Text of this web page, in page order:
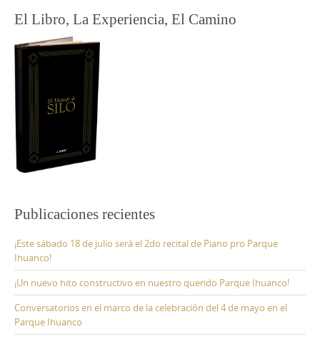
El Libro, La Experiencia, El Camino
Publicaciones recientes
¡Este sábado 18 de julio será el 2do recital de Piano pro Parque
Ihuanco!
¡Un nuevo hito constructivo en nuestro querido Parque Ihuanco!
Conversatorios en el marco de la celebración del 4 de mayo en el
Parque Ihuanco